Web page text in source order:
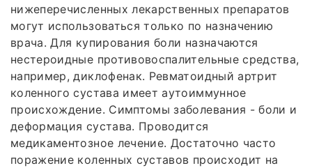
нижеперечисленных лекарственных препаратов
могут использоваться только по назначению
врача. Для купирования боли назначаются
нестероидные противовоспалительные средства,
например, диклофенак. Ревматоидный артрит
коленного сустава имеет аутоиммунное
происхождение. Симптомы заболевания - боли и
деформация сустава. Проводится
медикаментозное лечение. Достаточно часто
поражение коленных суставов происходит на